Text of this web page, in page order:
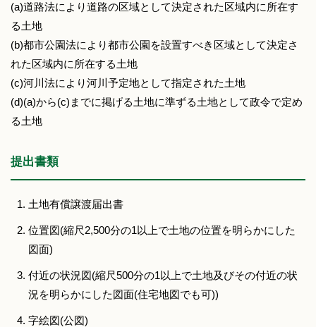
(a)道路法により道路の区域として決定された区域内に所在す
る土地
(b)都市公園法により都市公園を設置すべき区域として決定さ
れた区域内に所在する土地
(c)河川法により河川予定地として指定された土地
(d)(a)から(c)までに掲げる土地に準ずる土地として政令で定め
る土地
提出書類
土地有償譲渡届出書
位置図(縮尺2,500分の1以上で土地の位置を明らかにした
図面)
付近の状況図(縮尺500分の1以上で土地及びその付近の状
況を明らかにした図面(住宅地図でも可))
字絵図(公図)